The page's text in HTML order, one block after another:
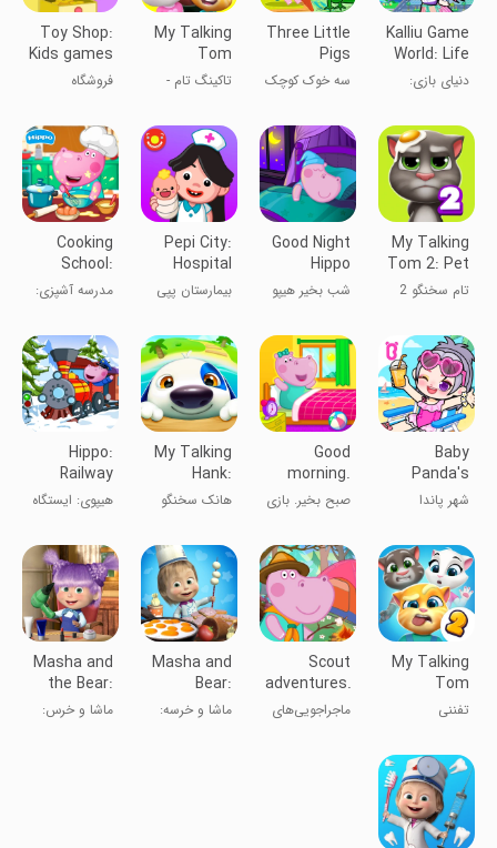
Kalliu Game
World: Life
Story
دنیای بازی:
Three Little
Pigs
سه خوک کوچک
My Talking
Tom
Friends
تاکینگ تام -
سخنگو
Toy Shop:
Kids games
فروشگاه
بازی‌های
کودکانه
My Talking
Tom 2: Pet
Game
تام سخنگو 2
Good Night
Hippo
شب بخیر هیپو
Pepi City:
Hospital
Life
بیمارستان پپی
Cooking
School:
Game for
Girls
مدرسه آشپزی:
دختران
Baby
Panda's
Town: My
World
شهر پاندا
Good
morning.
Educational
game
صبح بخیر. بازی
My Talking
Hank:
Islands
هانک سخنگو
Hippo:
Railway
Station
هیپوی: ایستگاه
My Talking
Tom
Friends 2
تفننی
Scout
adventures.
Camping
ماجراجویی‌های
Masha and
Bear:
Cooking
Dash
ماشا و خرسه:
Masha and
the Bear:
Salon
Game
ماشا و خرس: